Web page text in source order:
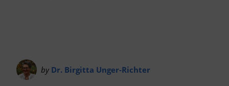
by Dr. Birgitta Unger-Richter